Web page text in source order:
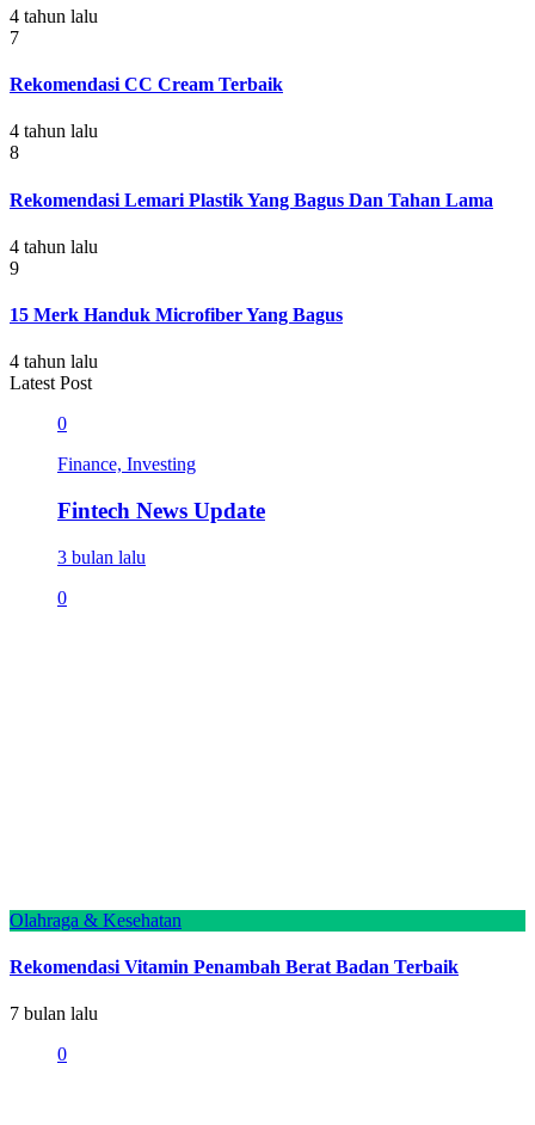
4 tahun lalu
7
Rekomendasi CC Cream Terbaik
4 tahun lalu
8
Rekomendasi Lemari Plastik Yang Bagus Dan Tahan Lama
4 tahun lalu
9
15 Merk Handuk Microfiber Yang Bagus
4 tahun lalu
Latest Post
0
Finance, Investing
Fintech News Update
3 bulan lalu
0
Olahraga & Kesehatan
Rekomendasi Vitamin Penambah Berat Badan Terbaik
7 bulan lalu
0